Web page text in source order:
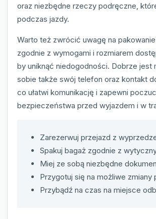
oraz niezbędne rzeczy podręczne,
podczas jazdy.
Warto też zwrócić uwagę na
zgodnie z wymogami i rozmiarem
by uniknąć niedogodności. Dobrze jest
sobie także swój telefon oraz kontakt
co ułatwi komunikację i zapewni
bezpieczeństwa przed wyjazdem i w
Zarezerwuj przejazd z
Spakuj bagaż zgodnie z
Miej ze sobą niezbędne
Przygotuj się na możliwe zmiany
Przybądź na czas na miejsce